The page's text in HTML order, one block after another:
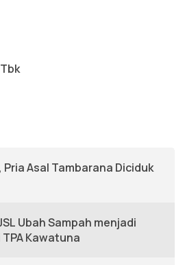
Pria Asal Tambarana Diciduk
Ubah Sampah menjadi
Kawatuna